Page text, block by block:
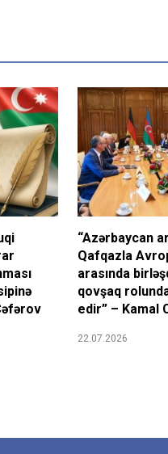
“Azərbaycan
Qafqazla
arasında
qovşaq rolunda
edir” – Kamal
22.07.2026